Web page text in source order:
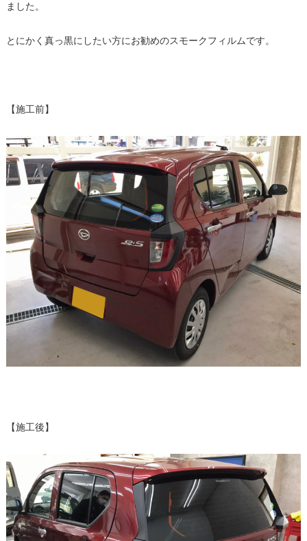
ました。
とにかく真っ黒にしたい方にお勧めのスモークフィルムです。
【施工前】
【施工後】